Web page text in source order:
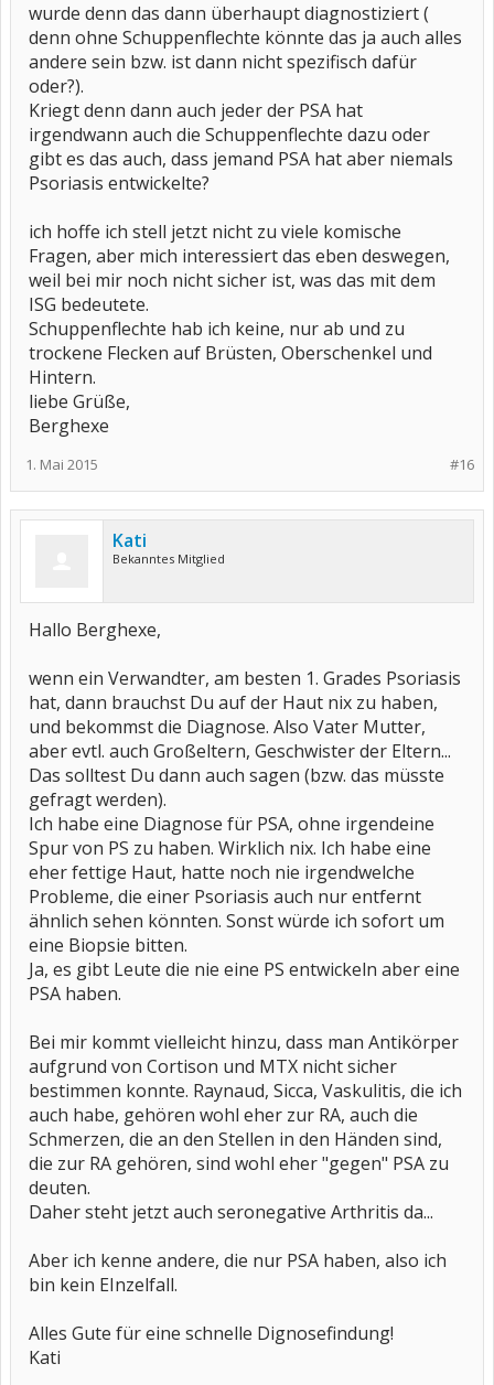
wurde denn das dann überhaupt diagnostiziert (
denn ohne Schuppenflechte könnte das ja auch alles
andere sein bzw. ist dann nicht spezifisch dafür
oder?).
Kriegt denn dann auch jeder der PSA hat
irgendwann auch die Schuppenflechte dazu oder
gibt es das auch, dass jemand PSA hat aber niemals
Psoriasis entwickelte?
ich hoffe ich stell jetzt nicht zu viele komische
Fragen, aber mich interessiert das eben deswegen,
weil bei mir noch nicht sicher ist, was das mit dem
ISG bedeutete.
Schuppenflechte hab ich keine, nur ab und zu
trockene Flecken auf Brüsten, Oberschenkel und
Hintern.
liebe Grüße,
Berghexe
#16
1. Mai 2015
Kati
Bekanntes Mitglied
Hallo Berghexe,
wenn ein Verwandter, am besten 1. Grades Psoriasis
hat, dann brauchst Du auf der Haut nix zu haben,
und bekommst die Diagnose. Also Vater Mutter,
aber evtl. auch Großeltern, Geschwister der Eltern...
Das solltest Du dann auch sagen (bzw. das müsste
gefragt werden).
Ich habe eine Diagnose für PSA, ohne irgendeine
Spur von PS zu haben. Wirklich nix. Ich habe eine
eher fettige Haut, hatte noch nie irgendwelche
Probleme, die einer Psoriasis auch nur entfernt
ähnlich sehen könnten. Sonst würde ich sofort um
eine Biopsie bitten.
Ja, es gibt Leute die nie eine PS entwickeln aber eine
PSA haben.
Bei mir kommt vielleicht hinzu, dass man Antikörper
aufgrund von Cortison und MTX nicht sicher
bestimmen konnte. Raynaud, Sicca, Vaskulitis, die ich
auch habe, gehören wohl eher zur RA, auch die
Schmerzen, die an den Stellen in den Händen sind,
die zur RA gehören, sind wohl eher "gegen" PSA zu
deuten.
Daher steht jetzt auch seronegative Arthritis da...
Aber ich kenne andere, die nur PSA haben, also ich
bin kein EInzelfall.
Alles Gute für eine schnelle Dignosefindung!
Kati